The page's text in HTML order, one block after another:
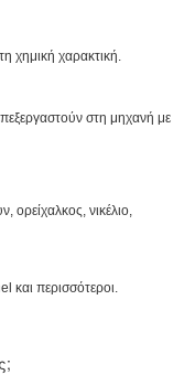
χημική χαρακτική.
στη μηχανή με
ορείχαλκος, νικέλιο,
και περισσότεροι.